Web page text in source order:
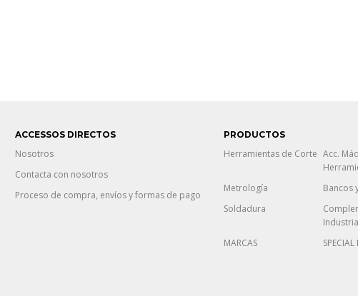
ACCESSOS DIRECTOS
Nosotros
Contacta con nosotros
Proceso de compra, envíos y formas de pago
PRODUCTOS
Herramientas de Corte Acc.
Metrología Bancos
Soldadura
Industria
MARCAS SPECIAL